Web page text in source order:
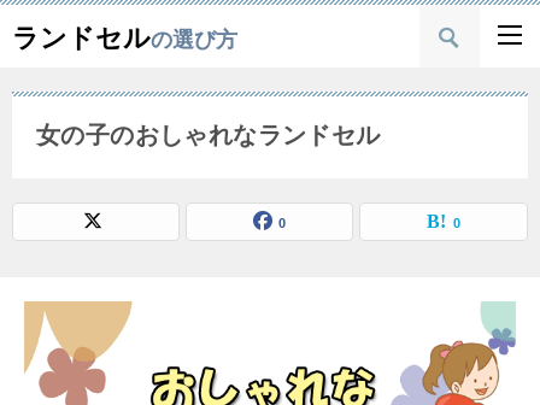
ランドセルの選び方
女の子のおしゃれなランドセル
0 0